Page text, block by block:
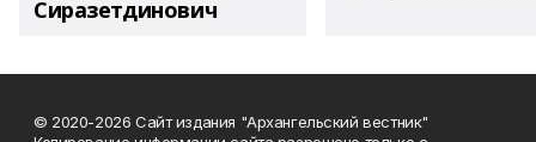
Сиразетдинович
© 2020-2026 Сайт издания "Архангельский вестник"